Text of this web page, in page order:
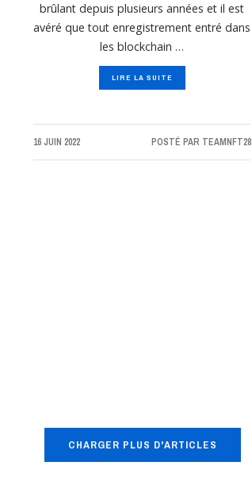
brûlant depuis plusieurs années et il est
avéré que tout enregistrement entré dans
les blockchain …
LIRE LA SUITE
16 JUIN 2022 POSTÉ PAR TEAMNFT28
CHARGER PLUS D'ARTICLES